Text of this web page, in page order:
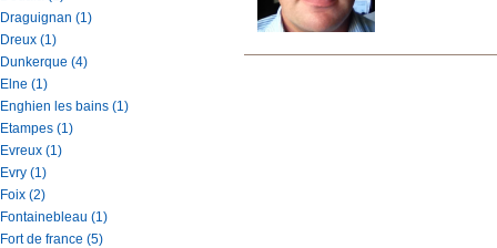
Draguignan (1)
Dreux (1)
Dunkerque (4)
Elne (1)
Enghien les bains (1)
Etampes (1)
Evreux (1)
Evry (1)
Foix (2)
Fontainebleau (1)
Fort de france (5)